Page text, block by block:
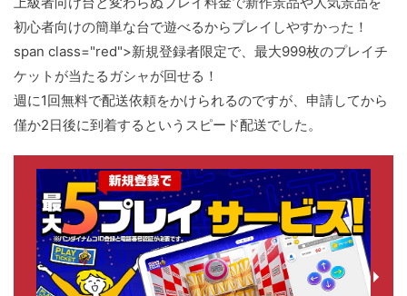
初心者向けの簡単な台で遊べるからプレイしやすかった！
span class="red">新規登録者限定で、最大999枚のプレイチ
ケットが当たるガシャが回せる！
週に1回無料で配送依頼をかけられるのですが、申請してから
僅か2日後に到着するというスピード配送でした。